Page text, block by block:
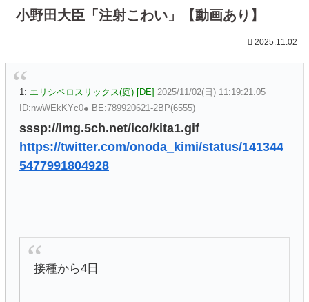
小野田大臣「注射こわい」【動画あり】
2025.11.02
1: エリシペロスリックス(庭) [DE] 2025/11/02(日) 11:19:21.05
ID:nwWEkKYc0● BE:789920621-2BP(6555)
sssp://img.5ch.net/ico/kita1.gif
https://twitter.com/onoda_kimi/status/141344
5477991804928
接種から4日